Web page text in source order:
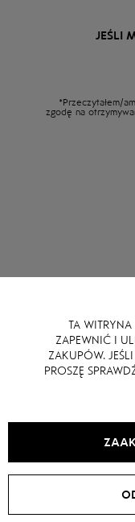
TA
ZAPEWNIĆ I
ZAKUPÓW.
PROSZĘ
JEŚLI
*Przeczytałem/
zgodę na